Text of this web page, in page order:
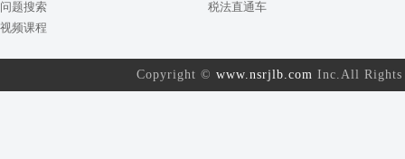
问题搜索
视频课程
税法直通车
Copyright © www.nsrjlb.com Inc.All Rights